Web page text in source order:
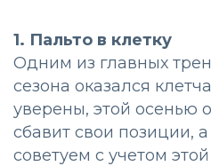
1. Пальто в клетку
Одним из главных
сезона оказался
уверены, этой осенью
сбавит свои позиции,
советуем с учетом